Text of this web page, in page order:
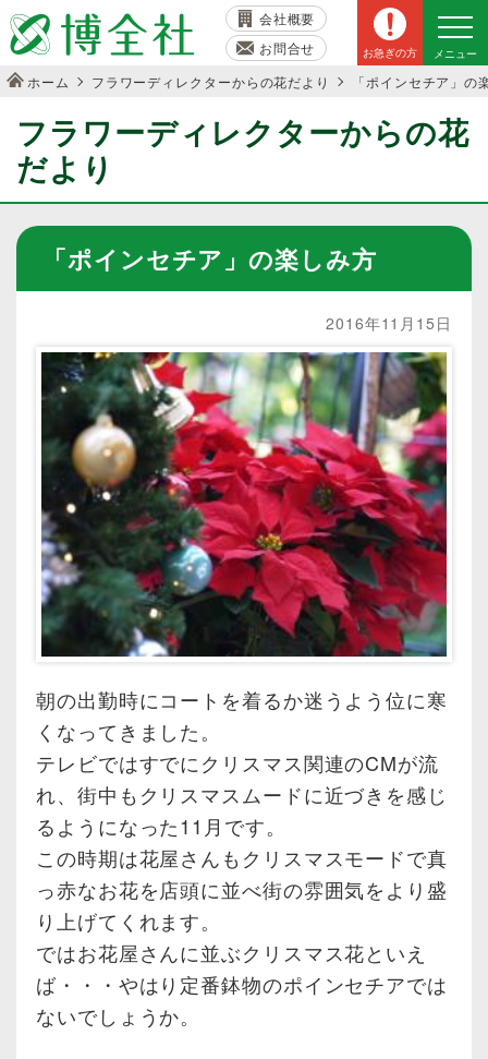
会社概要
お問合せ
お急ぎの方 メニュー
ホーム フラワーディレクターからの花だより 「ポインセチア」の
フラワーディレクターからの花
だより
「ポインセチア」の楽しみ方
2016年11月15日
朝の出勤時にコートを着るか迷うよう位に寒
くなってきました。
テレビではすでにクリスマス関連のCMが流
れ、街中もクリスマスムードに近づきを感じ
るようになった11月です。
この時期は花屋さんもクリスマスモードで真
っ赤なお花を店頭に並べ街の雰囲気をより盛
り上げてくれます。
ではお花屋さんに並ぶクリスマス花といえ
ば・・・やはり定番鉢物のポインセチアでは
ないでしょうか。